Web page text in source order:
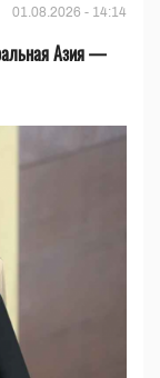
01.08.2026 - 14:14
Азия —